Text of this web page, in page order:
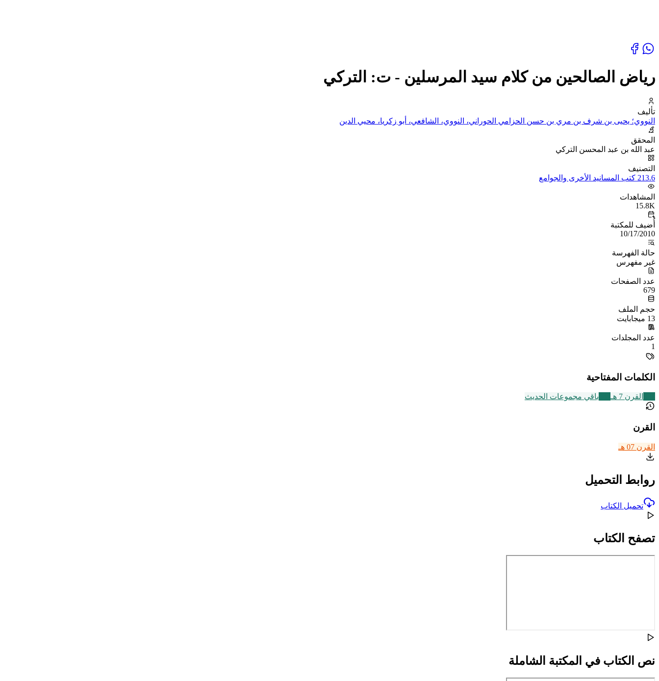
رياض الصالحين من كلام سيد المرسلين - ت: التركي
تأليف
النووي؛ يحيى بن شرف بن مري بن حسن الحزامي الحوراني، النووي، الشافعي، أبو زكريا، محيي الدين
المحقق
عبد الله بن عبد المحسن التركي
التصنيف
213.6 كتب المسانيد الأخرى والجوامع
المشاهدات
15.8K
أُضيف للمكتبة
10/17/2010
حالة الفهرسة
غير مفهرس
عدد الصفحات
679
حجم الملف
13 ميجابايت
عدد المجلدات
1
الكلمات المفتاحية
القرن 7 هـ باقي مجموعات الحديث
القرن
القرن 07 هـ
روابط التحميل
تحميل الكتاب
تصفح الكتاب
نص الكتاب في المكتبة الشاملة